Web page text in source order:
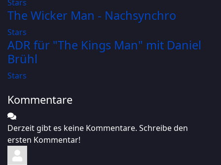
Stars
The Wicker Man - Nachsynchro
Stars
ADR für "The Kings Man" mit Daniel
Brühl
Stars
Kommentare
Derzeit gibt es keine Kommentare. Schreibe den
ersten Kommentar!